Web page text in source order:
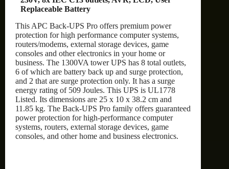
Replaceable Battery
This APC Back-UPS Pro offers premium power
protection for high performance computer systems,
routers/modems, external storage devices, game
consoles and other electronics in your home or
business. The 1300VA tower UPS has 8 total outlets,
6 of which are battery back up and surge protection,
and 2 that are surge protection only. It has a surge
energy rating of 509 Joules. This UPS is UL1778
Listed. Its dimensions are 25 x 10 x 38.2 cm and
11.85 kg. The Back-UPS Pro family offers guaranteed
power protection for high-performance computer
systems, routers, external storage devices, game
consoles, and other home and business electronics.